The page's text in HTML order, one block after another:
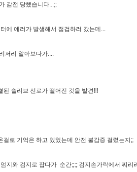
감전 당했습니다...;;
에 에러가 발생해서 점검하러 갔는데...
저리 알아보다가....
된 슬리브 선로가 떨어진 것을 발견!!!
걸로 기억은 하고 있었는데 안전 불감증 걸렸는지;;
지와 검지로 잡다가  순간;;;; 검지손가락에서 찌리